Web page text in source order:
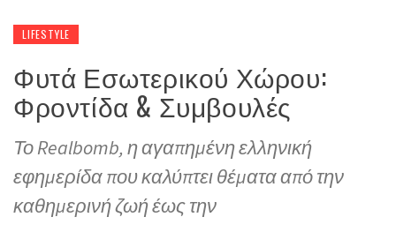
LIFESTYLE
Φυτά Εσωτερικού Χώρου:
Φροντίδα & Συμβουλές
Το Realbomb, η αγαπημένη ελληνική
εφημερίδα που καλύπτει θέματα από την
καθημερινή ζωή έως την